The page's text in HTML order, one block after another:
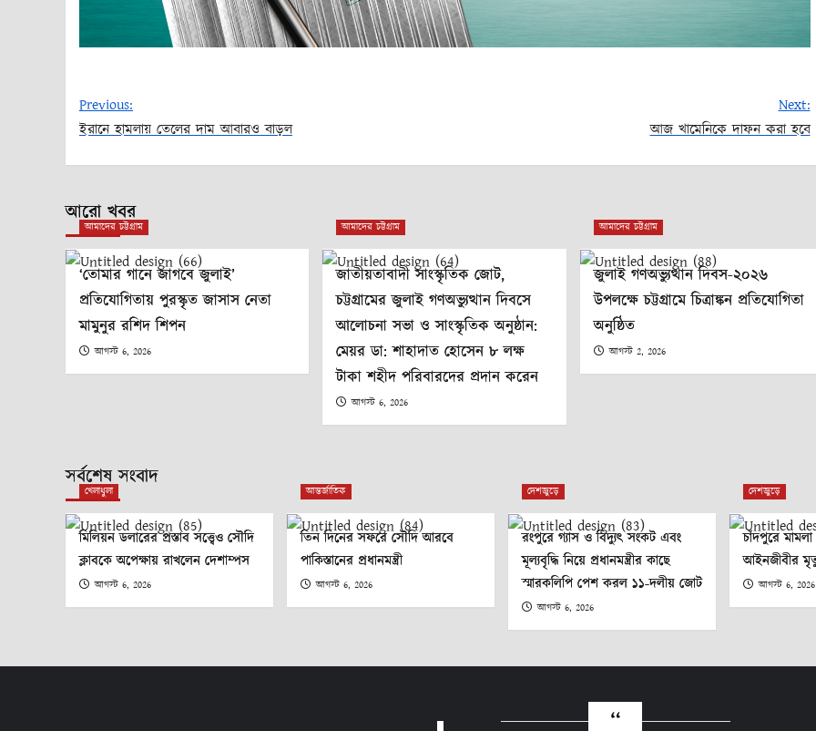
Previous:
ইরানে হামলায় তেলের দাম আবারও বাড়ল
Next:
আজ খামেনিকে দাফন করা হবে
আরো খবর
আমাদের চট্টগ্রাম
‘তোমার গানে জাগবে জুলাই’
প্রতিযোগিতায় পুরস্কৃত জাসাস নেতা
মামুনুর রশিদ শিপন
আগস্ট 6, 2026
আমাদের চট্টগ্রাম
জাতীয়তাবাদী সাংস্কৃতিক জোট,
চট্টগ্রামের জুলাই গণঅভ্যুত্থান দিবসে
আলোচনা সভা ও সাংস্কৃতিক অনুষ্ঠান:
মেয়র ডা: শাহাদাত হোসেন ৮ লক্ষ
টাকা শহীদ পরিবারদের প্রদান করেন
আগস্ট 6, 2026
আমাদের চট্টগ্রাম
জুলাই গণঅভ্যুত্থান দিবস-২০২৬
উপলক্ষে চট্টগ্রামে চিত্রাঙ্কন প্রতিযোগিতা
অনুষ্ঠিত
আগস্ট 2, 2026
সর্বশেষ সংবাদ
খেলাধুলা
মিলিয়ন ডলারের প্রস্তাব সত্ত্বেও সৌদি
ক্লাবকে অপেক্ষায় রাখলেন দেশাম্পস
আগস্ট 6, 2026
আন্তর্জাতিক
তিন দিনের সফরে সৌদি আরবে
পাকিস্তানের প্রধানমন্ত্রী
আগস্ট 6, 2026
দেশজুড়ে
রংপুরে গ্যাস ও বিদ্যুৎ সংকট এবং
মূল্যবৃদ্ধি নিয়ে প্রধানমন্ত্রীর কাছে
স্মারকলিপি পেশ করল ১১-দলীয় জোট
আগস্ট 6, 2026
দেশজুড়ে
চাঁদপুরে
আইনজীবীর
আগস্ট 6, 2026